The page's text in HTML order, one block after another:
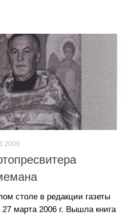
столе в редакции газеты
марта 2006 г. Вышла книга